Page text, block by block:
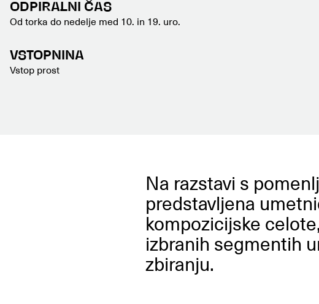
ODPIRALNI ČAS
Od torka do nedelje med 10. in 19. uro.
VSTOPNINA
Vstop prost
Na razstavi s
predstavljena
kompozicijske
izbranih segmentih
zbiranju.